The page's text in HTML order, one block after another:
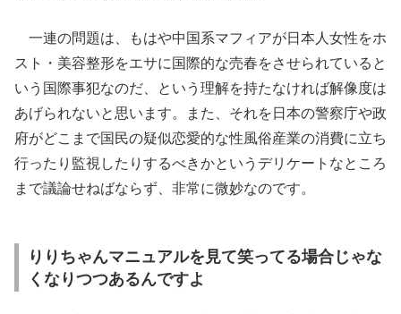
一連の問題は、もはや中国系マフィアが日本人女性をホ
スト・美容整形をエサに国際的な売春をさせられていると
いう国際事犯なのだ、という理解を持たなければ解像度は
あげられないと思います。また、それを日本の警察庁や政
府がどこまで国民の疑似恋愛的な性風俗産業の消費に立ち
行ったり監視したりするべきかというデリケートなところ
まで議論せねばならず、非常に微妙なのです。
りりちゃんマニュアルを見て笑ってる場合じゃな
くなりつつあるんですよ